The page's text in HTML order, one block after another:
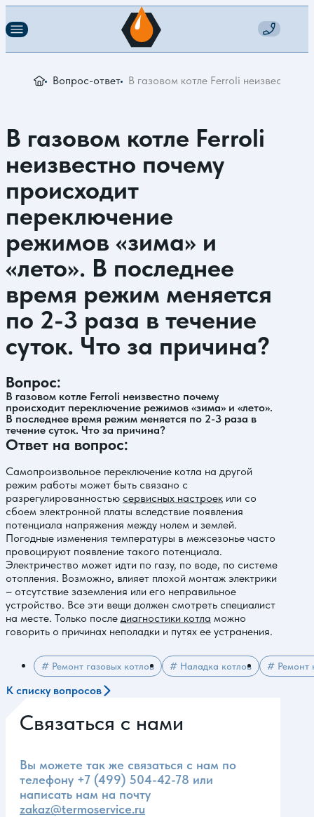
Вопрос-ответ В газовом котле Ferroli неизвестно
В газовом котле Ferroli
неизвестно почему
происходит
переключение
режимов «зима» и
«лето». В последнее
время режим меняется
по 2-3 раза в течение
суток. Что за причина?
Вопрос:
В газовом котле Ferroli неизвестно почему
происходит переключение режимов «зима» и «лето».
В последнее время режим меняется по 2-3 раза в
течение суток. Что за причина?
Ответ на вопрос:
Самопроизвольное переключение котла на другой
режим работы может быть связано с
разрегулированностью сервисных настроек или со
сбоем электронной платы вследствие появления
потенциала напряжения между нолем и землей.
Погодные изменения температуры в межсезонье часто
провоцируют появление такого потенциала.
Электричество может идти по газу, по воде, по системе
отопления. Возможно, влияет плохой монтаж электрики
– отсутствие заземления или его неправильное
устройство. Все эти вещи должен смотреть специалист
на месте. Только после диагностики котла можно
говорить о причинах неполадки и путях ее устранения.
# Ремонт газовых котлов # Наладка котлов # Ремонт
К списку вопросов
Связаться с нами
Вы можете так же связаться с нам по
телефону +7 (499) 504-42-78 или
написать нам на почту
zakaz@termoservice.ru